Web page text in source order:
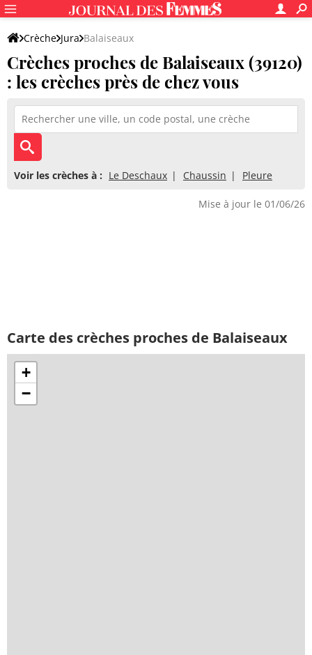
Crèche Jura Balaiseaux
Crèches proches de Balaiseaux (39120)
: les crèches près de chez vous
Voir les crèches à : Le Deschaux Chaussin Pleure
Mise à jour le 01/06/26
Carte des crèches proches de Balaiseaux
+
−